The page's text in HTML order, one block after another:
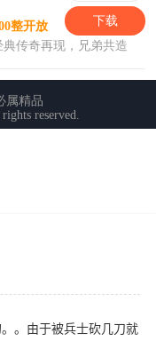
。由于被兵士砍几刀就